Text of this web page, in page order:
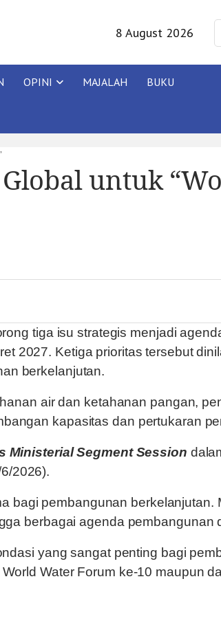
8 August 2026
OPINI MAJALAH BUKU
untuk
tiga isu strategis menjadi
2027. Ketiga prioritas tersebut
berkelanjutan.
air dan ketahanan pangan,
kapasitas dan pertukaran
Ministerial Segment Session
2026).
pembangunan berkelanjutan.
berbagai agenda pembangunan
yang sangat penting bagi
Water Forum ke-10 maupun